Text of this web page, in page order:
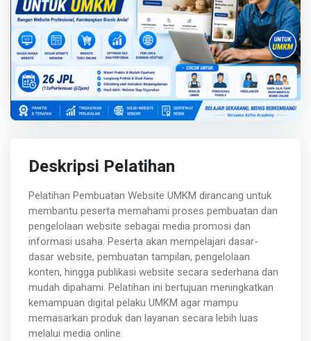
Deskripsi Pelatihan
Pelatihan Pembuatan Website UMKM dirancang untuk
membantu peserta memahami proses pembuatan dan
pengelolaan website sebagai media promosi dan
informasi usaha. Peserta akan mempelajari dasar-
dasar website, pembuatan tampilan, pengelolaan
konten, hingga publikasi website secara sederhana dan
mudah dipahami. Pelatihan ini bertujuan meningkatkan
kemampuan digital pelaku UMKM agar mampu
memasarkan produk dan layanan secara lebih luas
melalui media online.